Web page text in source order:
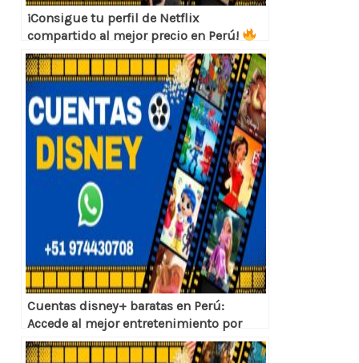
¡Consigue tu perfil de Netflix
compartido al mejor precio en Perú!
Cuentas seguras y económicas
Cuentas disney+ baratas en Perú:
Accede al mejor entretenimiento por
menos